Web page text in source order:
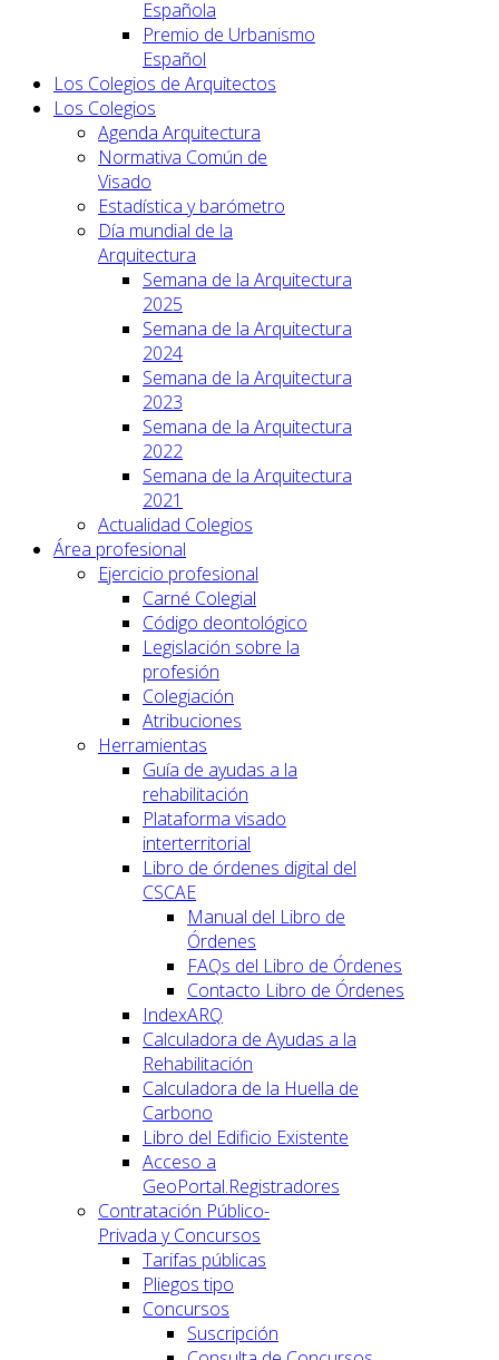
Española
Premio de Urbanismo
Español
Los Colegios de Arquitectos
Los Colegios
Agenda Arquitectura
Normativa Común de
Visado
Estadística y barómetro
Día mundial de la
Arquitectura
Semana de la Arquitectura
2025
Semana de la Arquitectura
2024
Semana de la Arquitectura
2023
Semana de la Arquitectura
2022
Semana de la Arquitectura
2021
Actualidad Colegios
Área profesional
Ejercicio profesional
Carné Colegial
Código deontológico
Legislación sobre la
profesión
Colegiación
Atribuciones
Herramientas
Guía de ayudas a la
rehabilitación
Plataforma visado
interterritorial
Libro de órdenes digital del
CSCAE
Manual del Libro de
Órdenes
FAQs del Libro de Órdenes
Contacto Libro de Órdenes
IndexARQ
Calculadora de Ayudas a la
Rehabilitación
Calculadora de la Huella de
Carbono
Libro del Edificio Existente
Acceso a
GeoPortal.Registradores
Contratación Público-
Privada y Concursos
Tarifas públicas
Pliegos tipo
Concursos
Suscripción